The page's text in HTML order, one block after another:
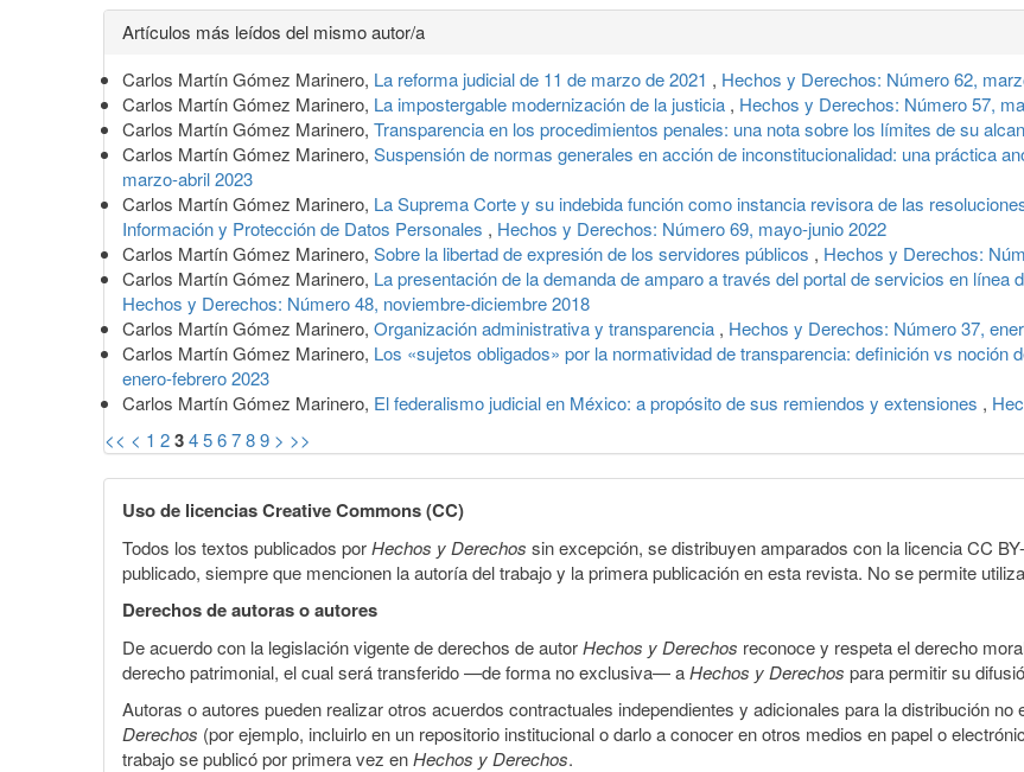
Detalles
del
artículo
Artículos más leídos del mismo autor/a
Carlos Martín Gómez Marinero, La reforma judicial de 11 de marzo de 2021 , Hechos y Derechos: Número 62,
Carlos Martín Gómez Marinero, La impostergable modernización de la justicia , Hechos y Derechos: Número 57,
Carlos Martín Gómez Marinero, Transparencia en los procedimientos penales: una nota sobre los límites de su
Carlos Martín Gómez Marinero, Suspensión de normas generales en acción de inconstitucionalidad: una práctica
marzo-abril 2023
Carlos Martín Gómez Marinero, La Suprema Corte y su indebida función como instancia revisora de las
Información y Protección de Datos Personales , Hechos y Derechos: Número 69, mayo-junio 2022
Carlos Martín Gómez Marinero, Sobre la libertad de expresión de los servidores públicos , Hechos y Derechos:
Carlos Martín Gómez Marinero, La presentación de la demanda de amparo a través del portal de servicios en
Hechos y Derechos: Número 48, noviembre-diciembre 2018
Carlos Martín Gómez Marinero, Organización administrativa y transparencia , Hechos y Derechos: Número 37,
Carlos Martín Gómez Marinero, Los «sujetos obligados» por la normatividad de transparencia: definición vs noción
enero-febrero 2023
Carlos Martín Gómez Marinero, El federalismo judicial en México: a propósito de sus remiendos y extensiones ,
<< < 1 23456789 > >>
Uso de licencias Creative Commons (CC)
Todos los textos publicados porHechos y Derechos sin excepción, se distribuyen amparados con la licencia CC
publicado, siempre que mencionen la autoría del trabajo y la primera publicación en esta revista. No se permite
Derechos de autoras o autores
De acuerdo con la legislación vigente de derechos de autorHechos y Derechos reconoce y respeta el derecho
derecho patrimonial, el cual será transferido —de forma no exclusiva— aHechos y Derechos para permitir su
Autoras o autores pueden realizar otros acuerdos contractuales independientes y adicionales para la distribución
Derechos (por ejemplo, incluirlo en un repositorio institucional o darlo a conocer en otros medios en papel o
trabajo se publicó por primera vez enHechos y Derechos.